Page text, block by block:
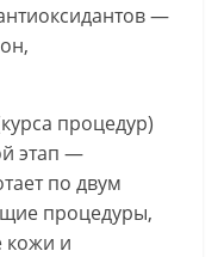
—
процедур)
этап —
по двум
процедуры,
кожи и